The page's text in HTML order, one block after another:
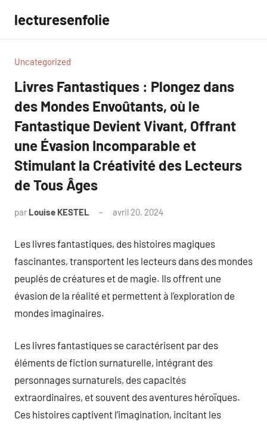
contenu
lecturesenfolie
Uncategorized
Livres Fantastiques : Plongez dans
des Mondes Envoûtants, où le
Fantastique Devient Vivant, Offrant
une Évasion Incomparable et
Stimulant la Créativité des Lecteurs
de Tous Âges
par Louise KESTEL avril 20, 2024
Les livres fantastiques, des histoires magiques
fascinantes, transportent les lecteurs dans des mondes
peuplés de créatures et de magie. Ils offrent une
évasion de la réalité et permettent à l’exploration de
mondes imaginaires.
Les livres fantastiques se caractérisent par des
éléments de fiction surnaturelle, intégrant des
personnages surnaturels, des capacités
extraordinaires, et souvent des aventures héroïques.
Ces histoires captivent l’imagination, incitant les